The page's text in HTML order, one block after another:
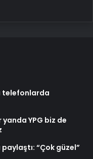
telefonlarda
YPG biz de
paylaştı: “Çok güzel”